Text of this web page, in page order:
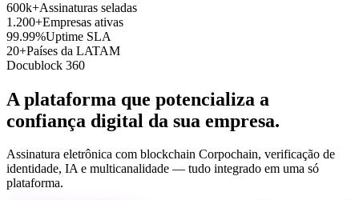
600k+Assinaturas seladas
1.200+Empresas ativas
99.99%Uptime SLA
20+Países da LATAM
Docublock 360
A plataforma que potencializa a
confiança digital da sua empresa.
Assinatura eletrônica com blockchain Corpochain, verificação de
identidade, IA e multicanalidade — tudo integrado em uma só
plataforma.